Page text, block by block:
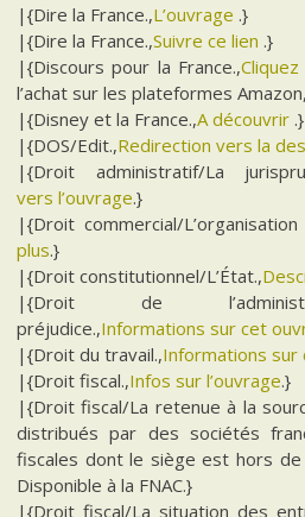
|{Dire la France.,L’ouvrage .}
|{Dire la France.,Suivre ce lien .}
|{Discours pour la France.,
l’achat sur les plateformes
|{Disney et la France.,A découvrir .}
|{DOS/Edit.,Redirection vers la
|{Droit administratif/La
vers l’ouvrage.}
|{Droit commercial/L’organisation
plus.}
|{Droit constitutionnel/L’État.,
|{Droit de
préjudice.,Informations sur cet
|{Droit du travail.,Informations sur
|{Droit fiscal.,Infos sur l’ouvrage.}
|{Droit fiscal/La retenue à la
distribués par des sociétés
fiscales dont le siège est hors de
Disponible à la FNAC.}
|{Droit fiscal/La situation des